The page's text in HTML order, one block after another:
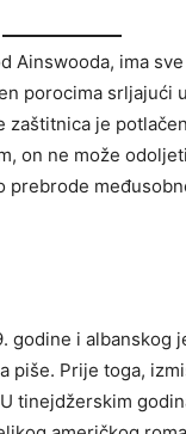
Ainswooda, ima
porocima srljajući
zaštitnica je
on ne može
godine i albanskog
piše. Prije toga,
tinejdžerskim